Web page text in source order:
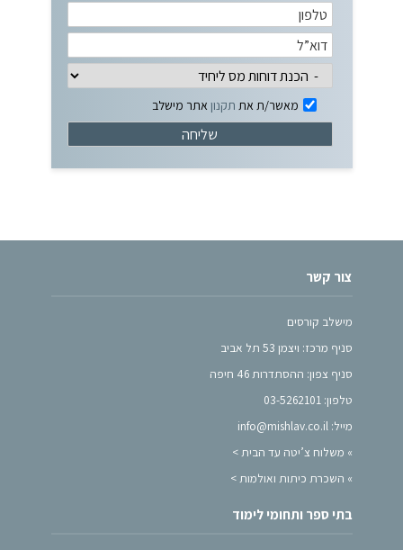
מאשר/ת את תקנון אתר מישלב
צור קשר
מישלב קורסים
סניף מרכז: ויצמן 53 תל אביב
סניף צפון: ההסתדרות 46 חיפה
טלפון: 03-5262101
מייל: info@mishlav.co.il
» משלוח צ’יטה עד הבית >
» השכרת כיתות ואולמות >
בתי ספר ותחומי לימוד